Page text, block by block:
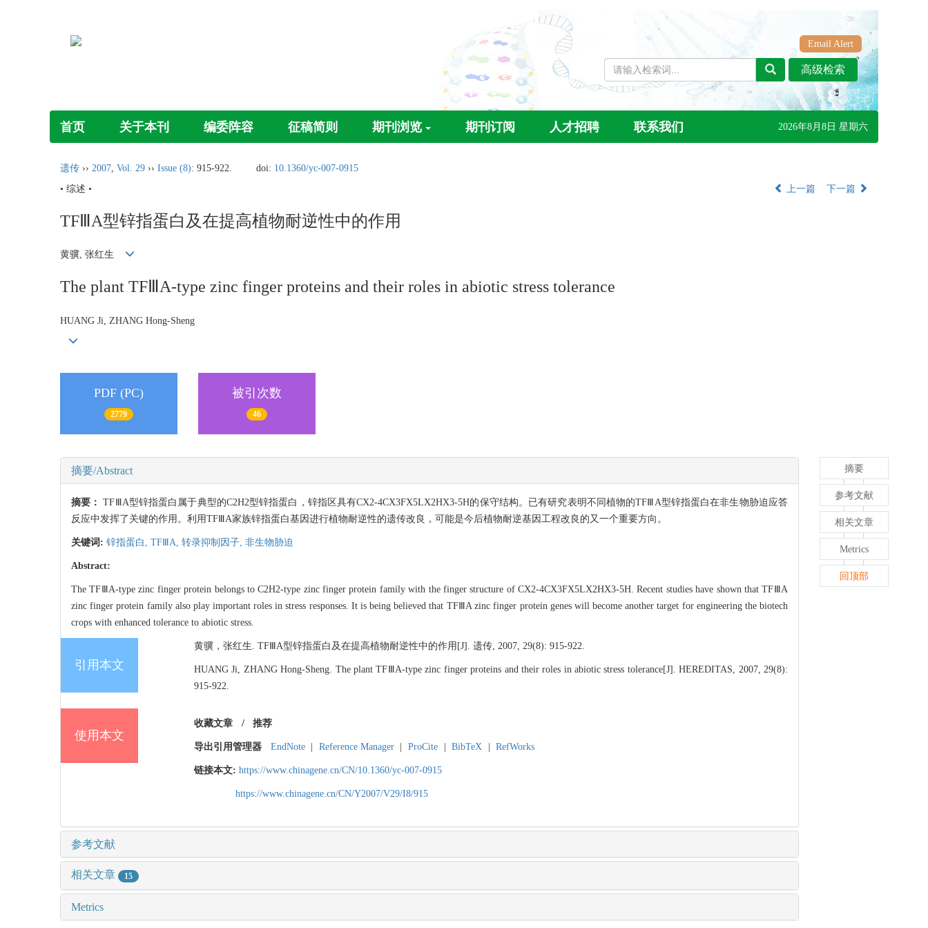
Email Alert
首页 关于本刊 编委阵容 征稿简则 期刊浏览 期刊订阅 人才招聘 联系我们 2026年8月8日 星期六
遗传 ›› 2007, Vol. 29 ›› Issue (8): 915-922. doi: 10.1360/yc-007-0915
• 综述 •
上一篇 下一篇
TFⅢA型锌指蛋白及在提高植物耐逆性中的作用
黄骥, 张红生
The plant TFⅢA-type zinc finger proteins and their roles in abiotic stress tolerance
HUANG Ji, ZHANG Hong-Sheng
PDF (PC)
2779
被引次数
46
摘要/Abstract
摘要：TFⅢA型锌指蛋白属于典型的C2H2型锌指蛋白，锌指区具有CX2-4CX3FX5LX2HX3-5H的保守结构。已有研究表明不同植物的TFⅢA型锌指蛋白在非生物胁迫应答
反应中发挥了关键的作用。利用TFⅢA家族锌指蛋白基因进行植物耐逆性的遗传改良，可能是今后植物耐逆基因工程改良的又一个重要方向。
关键词: 锌指蛋白, TFⅢA, 转录抑制因子, 非生物胁迫
Abstract:
The TFⅢA-type zinc finger protein belongs to C2H2-type zinc finger protein family with the finger structure of CX2-4CX3FX5LX2HX3-5H. Recent studies have shown that TFⅢA
zinc finger protein family also play important roles in stress responses. It is being believed that TFⅢA zinc finger protein genes will become another target for engineering the biotech
crops with enhanced tolerance to abiotic stress.
引用本文
黄骥，张红生. TFⅢA型锌指蛋白及在提高植物耐逆性中的作用[J]. 遗传, 2007, 29(8): 915-922.
HUANG Ji, ZHANG Hong-Sheng. The plant TFⅢA-type zinc finger proteins and their roles in abiotic stress tolerance[J]. HEREDITAS, 2007, 29(8):
915-922.
使用本文
收藏文章 / 推荐
导出引用管理器 EndNote Reference Manager ProCite BibTeX RefWorks
链接本文: https://www.chinagene.cn/CN/10.1360/yc-007-0915
https://www.chinagene.cn/CN/Y2007/V29/I8/915
参考文献
相关文章 15
Metrics
摘要
参考文献
相关文章
Metrics
回顶部